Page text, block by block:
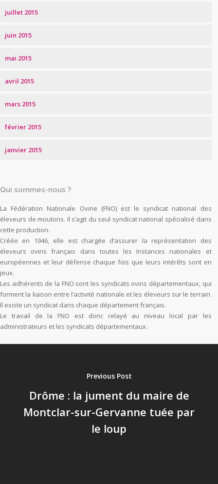
juillet 2015
juin 2015
mai 2015
avril 2015
mars 2015
février 2015
janvier 2015
Qui sommes-nous ?
La Fédération Nationale Ovine (FNO) est le syndicat national des
éleveurs de moutons. Il s’agit du seul syndicat national spécialisé dans
cette production.
Créée en 1946, elle est chargée d’assurer la représentation des
éleveurs ovins français dans toutes les Instances nationales et
européennes et leur défense chaque fois que leurs intérêts sont en
jeux.
Les adhérents de la FNO sont les syndicats ovins départementaux, qui
forment la liaison entre l’activité nationale et les éleveurs sur le terrain.
Il existe un syndicat dans chaque département français.
Le travail de la FNO est donc relayé au niveau local par les
administrateurs et les syndicats départementaux.
Previous Post
Drôme : la jument du maire de
Montclar-sur-Gervanne tuée par
le loup